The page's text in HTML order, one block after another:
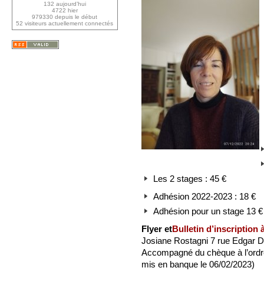
Les 2 stages : 45 €
Adhésion 2022-2023 : 18 €
Adhésion pour un stage 13 €
Flyer etBulletin d’inscription
Josiane Rostagni 7 rue Edgar
Accompagné du chèque à
mis en banque le 06/02/2023)
132 aujourd’hui
4722 hier
979330 depuis le début
52 visiteurs actuellement connectés